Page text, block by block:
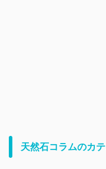
天然石コラムのカテ